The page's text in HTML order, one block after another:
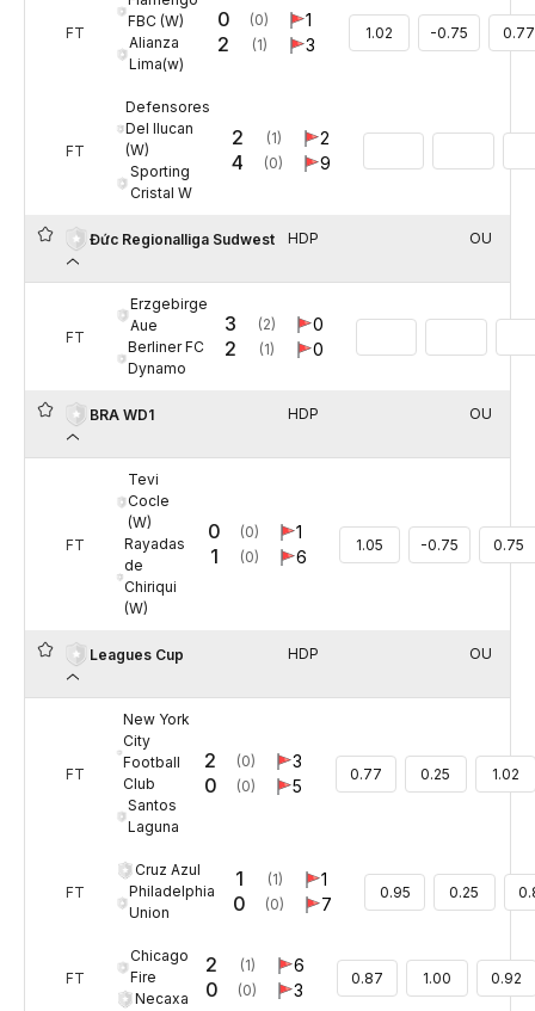
FT
FBC (W)
Alianza
Lima(w)
0
2
(0)
(1)
1
3
1.02 -0.75 0.77
FT
Defensores
Del Ilucan
(W)
Sporting
Cristal W
2
4
(1)
(0)
2
9
Đức Regionalliga Sudwest HDP OU
FT
Erzgebirge
Aue
Berliner FC
Dynamo
3
2
(2)
(1)
0
0
BRA WD1 HDP OU
FT
Tevi
Cocle
(W)
Rayadas
de
Chiriqui
(W)
0
1
(0)
(0)
1
6
1.05 -0.75 0.75
Leagues Cup HDP OU
FT
New York
City
Football
Club
Santos
Laguna
2
0
(0)
(0)
3
5
0.77 0.25 1.02
FT
Cruz Azul
Philadelphia
Union
1
0
(1)
(0)
1
7
0.95 0.25
FT
Chicago
Fire
Necaxa
2
0
(1)
(0)
6
3
0.87 1.00 0.92